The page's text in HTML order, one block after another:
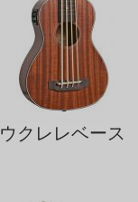
ウクレレベース